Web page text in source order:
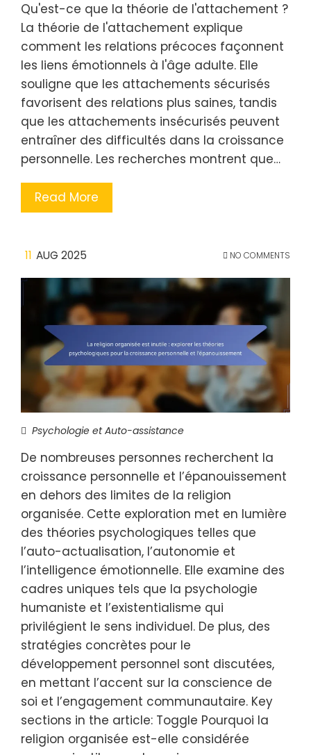
Qu'est-ce que la théorie de l'attachement ?
La théorie de l'attachement explique
comment les relations précoces façonnent
les liens émotionnels à l'âge adulte. Elle
souligne que les attachements sécurisés
favorisent des relations plus saines, tandis
que les attachements insécurisés peuvent
entraîner des difficultés dans la croissance
personnelle. Les recherches montrent que…
Read More
11 AUG 2025 NO COMMENTS
Psychologie et Auto-assistance
De nombreuses personnes recherchent la
croissance personnelle et l’épanouissement
en dehors des limites de la religion
organisée. Cette exploration met en lumière
des théories psychologiques telles que
l’auto-actualisation, l’autonomie et
l’intelligence émotionnelle. Elle examine des
cadres uniques tels que la psychologie
humaniste et l’existentialisme qui
privilégient le sens individuel. De plus, des
stratégies concrètes pour le
développement personnel sont discutées,
en mettant l’accent sur la conscience de
soi et l’engagement communautaire. Key
sections in the article: Toggle Pourquoi la
religion organisée est-elle considérée